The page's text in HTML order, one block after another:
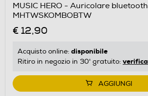
MUSIC HERO - Auricolare bluetooth
MHTWSKOMBOBTW
€ 12,90
Acquisto online: disponibile
Ritiro in negozio in 30' gratuito: verifica
AGGIUNGI